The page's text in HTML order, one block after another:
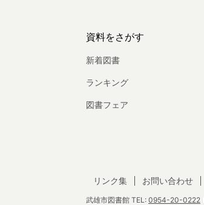
資料をさがす
新着図書
ランキング
図書フェア
武雄市図書館 TEL: 0954-20-0222
リンク集 お問い合わせ